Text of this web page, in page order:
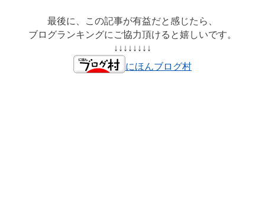
最後に、この記事が有益だと感じたら、
ブログランキングにご協力頂けると嬉しいです。
↓↓↓↓↓↓↓↓
にほんブログ村